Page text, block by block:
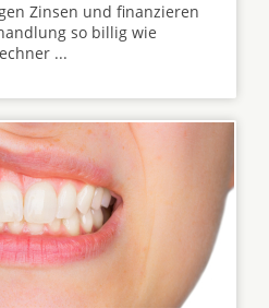
Zinsen und finanzieren
so billig wie
...